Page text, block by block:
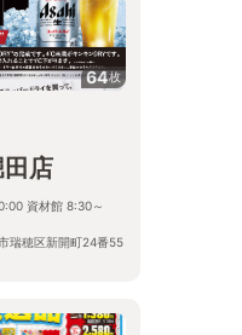
64枚
店
資材館 8:30～
瑞穂区新開町24番55